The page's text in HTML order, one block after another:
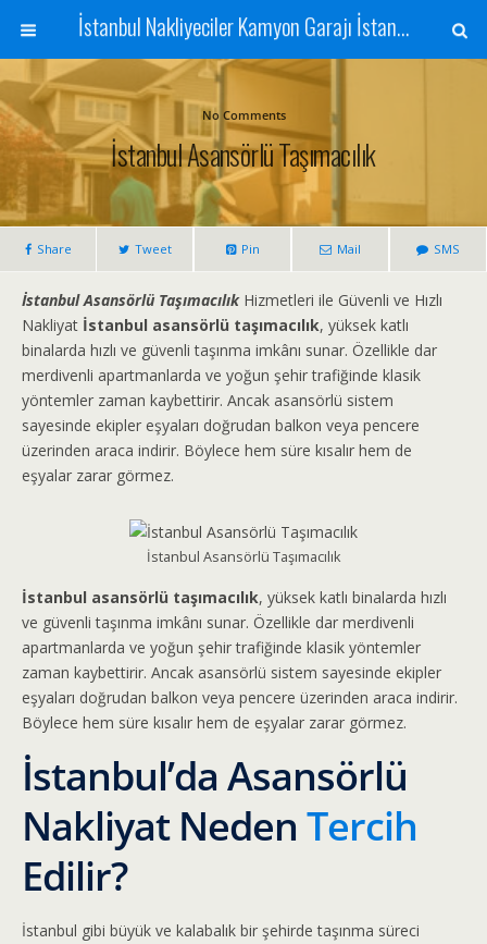
İstanbul Nakliyeciler Kamyon Garajı İstanbul Nakliyat Şehir İçi ve Şehirler Arası Nakliyat İstanbul Evden Eve Nakliyat Yük Eşya Taşımacılığı
No Comments
İstanbul Asansörlü Taşımacılık
Share Tweet Pin Mail SMS
İstanbul Asansörlü TaşımacılıkHizmetleri ile Güvenli ve Hızlı
Nakliyat İstanbul asansörlü taşımacılık, yüksek katlı
binalarda hızlı ve güvenli taşınma imkânı sunar. Özellikle dar
merdivenli apartmanlarda ve yoğun şehir trafiğinde klasik
yöntemler zaman kaybettirir. Ancak asansörlü sistem
sayesinde ekipler eşyaları doğrudan balkon veya pencere
üzerinden araca indirir. Böylece hem süre kısalır hem de
eşyalar zarar görmez.
İstanbul Asansörlü Taşımacılık
İstanbul asansörlü taşımacılık, yüksek katlı binalarda hızlı
ve güvenli taşınma imkânı sunar. Özellikle dar merdivenli
apartmanlarda ve yoğun şehir trafiğinde klasik yöntemler
zaman kaybettirir. Ancak asansörlü sistem sayesinde ekipler
eşyaları doğrudan balkon veya pencere üzerinden araca indirir.
Böylece hem süre kısalır hem de eşyalar zarar görmez.
İstanbul’da Asansörlü
Nakliyat Neden Tercih
Edilir?
İstanbul gibi büyük ve kalabalık bir şehirde taşınma süreci